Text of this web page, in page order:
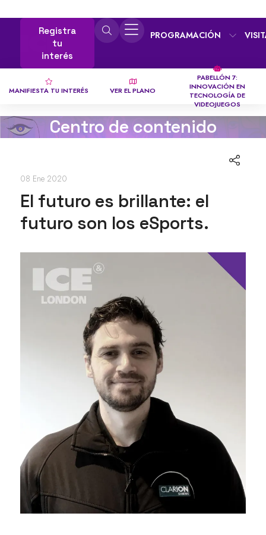
Registra
tu
interés
PROGRAMACIÓN
MANIFIESTA TU INTERÉS VER EL PLANO
PABELLÓN 7:
INNOVACIÓN EN
TECNOLOGÍA DE
VIDEOJUEGOS
Centro de contenido
08 Ene 2020
El futuro es brillante: el
futuro son los eSports.